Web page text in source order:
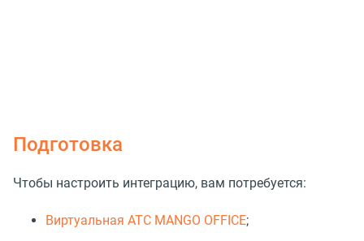
Подготовка
Чтобы настроить интеграцию, вам потребуется:
Виртуальная АТС MANGO OFFICE;